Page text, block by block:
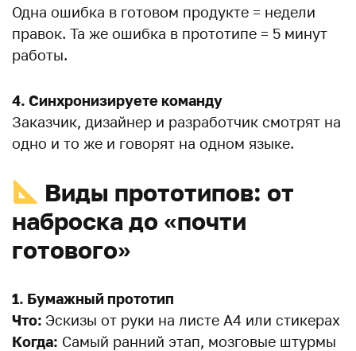
Одна ошибка в готовом продукте = недели
правок. Та же ошибка в прототипе = 5 минут
работы.
4. Синхронизируете команду
Заказчик, дизайнер и разработчик смотрят на
одно и то же и говорят на одном языке.
Виды прототипов: от
наброска до «почти
готового»
1. Бумажный прототип
Что: Эскизы от руки на листе А4 или стикерах
Когда: Самый ранний этап, мозговые штурмы